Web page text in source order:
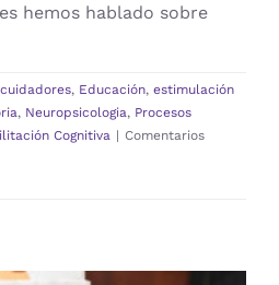
hemos hablado sobre
cuidadores, Educación, estimulación
, Neuropsicologia, Procesos
Cognitiva | Comentarios